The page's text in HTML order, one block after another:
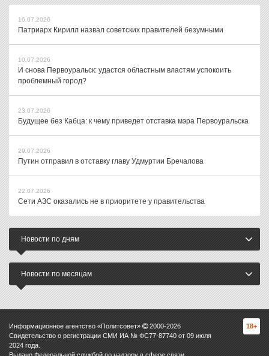
16.07.2026
Патриарх Кирилл назвал советских правителей безумными
10.07.2026
И снова Первоуральск: удастся областным властям успокоить
проблемный город?
23.07.2026
Будущее без Кабца: к чему приведет отставка мэра Первоуральска
29.07.2026
Путин отправил в отставку главу Удмуртии Бречалова
22.07.2026
Сети АЗС оказались не в приоритете у правительства
Новости по дням
Новости по месяцам
Информационное агентство «Политсовет» 2000-2026
Свидетельство о регистрации СМИ ИА № ФС77-87740 от 09 июля
2024 года.
18+